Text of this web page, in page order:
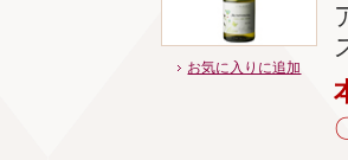
お気に入りに追加